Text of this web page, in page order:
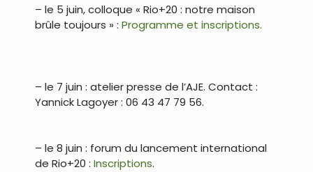
– le 5 juin, colloque « Rio+20 : notre maison
brûle toujours » : Programme et inscriptions.
– le 7 juin : atelier presse de l’AJE. Contact :
Yannick Lagoyer : 06 43 47 79 56.
– le 8 juin : forum du lancement international
de Rio+20 : Inscriptions.